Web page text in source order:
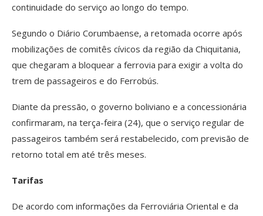
continuidade do serviço ao longo do tempo.
Segundo o Diário Corumbaense, a retomada ocorre após
mobilizações de comitês cívicos da região da Chiquitania,
que chegaram a bloquear a ferrovia para exigir a volta do
trem de passageiros e do Ferrobús.
Diante da pressão, o governo boliviano e a concessionária
confirmaram, na terça-feira (24), que o serviço regular de
passageiros também será restabelecido, com previsão de
retorno total em até três meses.
Tarifas
De acordo com informações da Ferroviária Oriental e da